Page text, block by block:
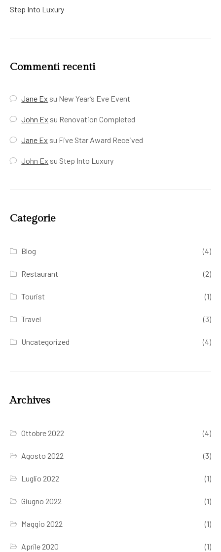
Step Into Luxury
Commenti recenti
Jane Ex su New Year’s Eve Event
John Ex su Renovation Completed
Jane Ex su Five Star Award Received
John Ex su Step Into Luxury
Categorie
Blog (4)
Restaurant (2)
Tourist (1)
Travel (3)
Uncategorized (4)
Archives
Ottobre 2022 (4)
Agosto 2022 (3)
Luglio 2022 (1)
Giugno 2022 (1)
Maggio 2022 (1)
Aprile 2020 (1)